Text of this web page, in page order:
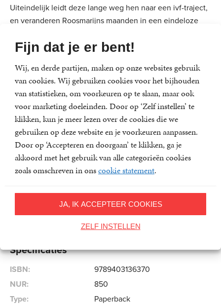
Fijn dat je er bent!
Wij, en derde partijen, maken op onze websites gebruik
van cookies. Wij gebruiken cookies voor het bijhouden
van statistieken, om voorkeuren op te slaan, maar ook
voor marketing doeleinden. Door op ‘Zelf instellen’ te
klikken, kun je meer lezen over de cookies die we
gebruiken op deze website en je voorkeuren aanpassen.
Door op ‘Accepteren en doorgaan’ te klikken, ga je
akkoord met het gebruik van alle categorieën cookies
zoals omschreven in onscookie statement.
JA, IK ACCEPTEER COOKIES
ZELF INSTELLEN
Uiteindelijk leidt deze lange weg hen naar een ivf-traject,
en veranderen Roosmarijns maanden in een eindeloze
hormonen spuiten op onmogelijke plekken en goedkope
een kritisch stemmetje in haar hoofd: 'Had je maar niet zo
lang moeten wachten.'
Vrouw 35+ kinderwensis een ivf-(love)story waarin
Roosmarijn er ondanks alles toch in slaagt om het mooie -
en soms zelfs het romantische - te blijven zien in een
uitdagende situatie. Met dit boek doorbreekt ze het taboe
rondom een latere kinderwens en steekt ze iedereen die
hetzelfde doormaakt een hart onder de riem: je bent niet
Roosmarijn Koster
Specificaties
ISBN:
9789403136370
NUR:
850
Type:
Paperback